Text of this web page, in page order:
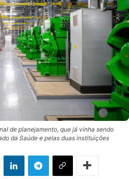
de planejamento, que já vinha sendo
da Saúde e pelas duas instituições